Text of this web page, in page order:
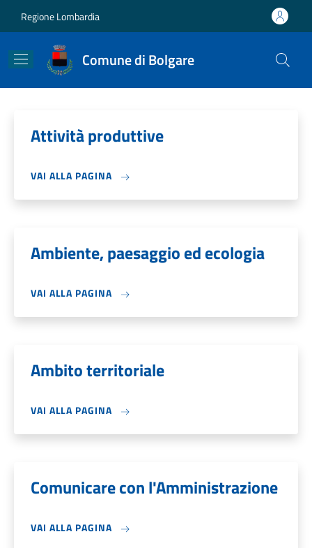
Regione Lombardia
Comune di Bolgare
Attività produttive
VAI ALLA PAGINA
Ambiente, paesaggio ed ecologia
VAI ALLA PAGINA
Ambito territoriale
VAI ALLA PAGINA
Comunicare con l'Amministrazione
VAI ALLA PAGINA